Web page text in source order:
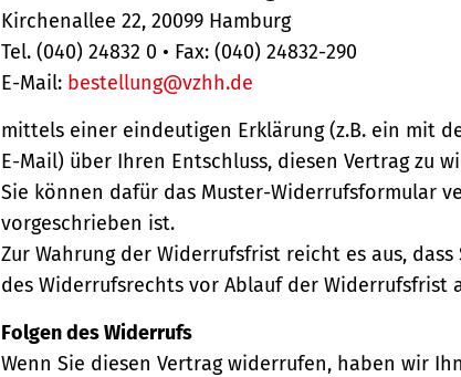
Kirchenallee 22, 20099 Hamburg
Tel. (040) 24832 0 • Fax: (040) 24832-290
E-Mail: bestellung@vzhh.de
mittels einer eindeutigen Erklärung (z.B. ein mit
E-Mail) über Ihren Entschluss, diesen Vertrag zu
Sie können dafür das Muster-Widerrufsformular
vorgeschrieben ist.
Zur Wahrung der Widerrufsfrist reicht es aus,
des Widerrufsrechts vor Ablauf der Widerrufsfrist
Folgen des Widerrufs
Wenn Sie diesen Vertrag widerrufen, haben wir